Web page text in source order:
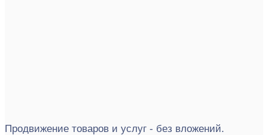
Продвижение товаров и услуг - без вложений.